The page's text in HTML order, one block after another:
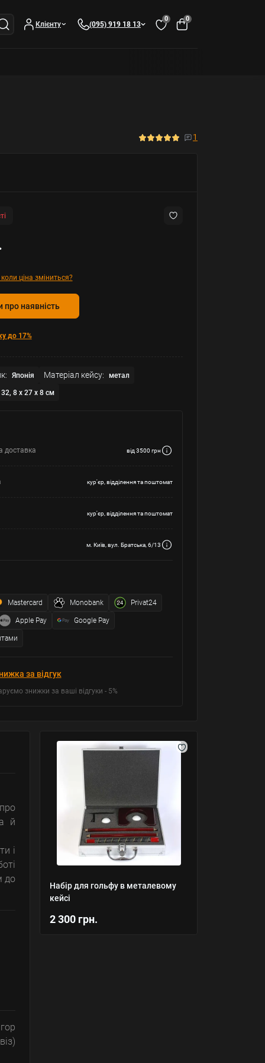
Клієнту (095) 919 18 13
0 0
1
ціна зміниться?
про наявність
до 17%
Японія Матеріал кейсу: метал
32, 8 x 27 x 8 см
доставка від 3500 грн
кур'єр, відділення та поштомат
кур'єр, відділення та поштомат
м. Київ, вул. Братська, 6/13
Mastercard Monobank Privat24
Apple Pay Google Pay
за відгук
знижки за ваші відгуки - 5%
Набір для гольфу в металевому
кейсі
2 300 грн.
й
і
до